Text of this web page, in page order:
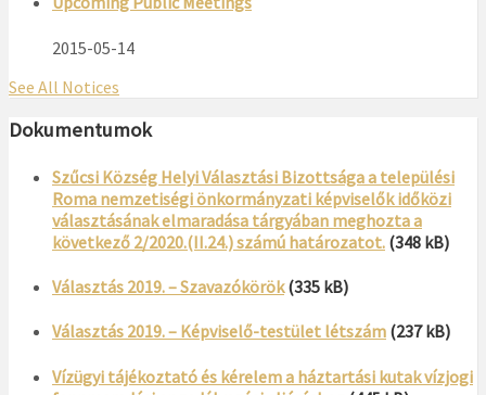
2015-05-14
See All Notices
Dokumentumok
Szűcsi Község Helyi Választási Bizottsága a települési
Roma nemzetiségi önkormányzati képviselők időközi
választásának elmaradása tárgyában meghozta a
következő 2/2020.(II.24.) számú határozatot. (348 kB)
Választás 2019. – Szavazókörök (335 kB)
Választás 2019. – Képviselő-testület létszám (237 kB)
Vízügyi tájékoztató és kérelem a háztartási kutak vízjogi